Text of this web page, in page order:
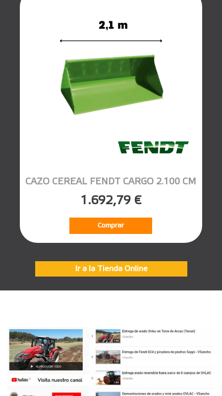
CAZO CEREAL FENDT CARGO 2.100 CM
1.692,79 €
Comprar
Ir a la Tienda Online